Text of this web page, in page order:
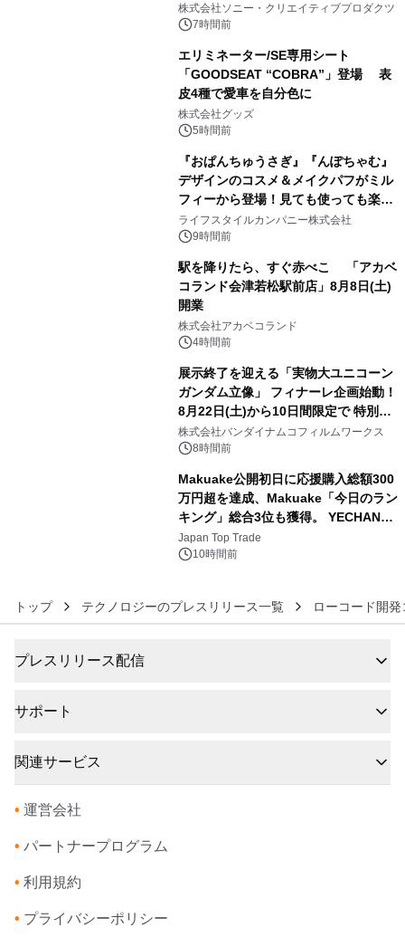
株式会社ソニー・クリエイティブプロダクツ
7時間前
エリミネーター/SE専用シート
「GOODSEAT “COBRA”」登場 表
皮4種で愛車を自分色に
株式会社グッズ
5時間前
『おぱんちゅうさぎ』『んぽちゃむ』
デザインのコスメ＆メイクパフがミル
フィーから登場！見ても使っても楽し
い、ポップでキュートなコレクショ
ン。
ライフスタイルカンパニー株式会社
9時間前
駅を降りたら、すぐ赤べこ 「アカベ
コランド会津若松駅前店」8月8日(土)
開業
株式会社アカベコランド
4時間前
展示終了を迎える「実物大ユニコーン
ガンダム立像」 フィナーレ企画始動！
8月22日(土)から10日間限定で 特別映
像『UNICORN GUNDAM Statue ―
BEYOND POSSIBILITY ―』を上映！
株式会社バンダイナムコフィルムワークス
8時間前
Makuake公開初日に応援購入総額300
万円超を達成、Makuake「今日のラン
キング」総合3位も獲得。 YECHAN音
浴シンギングボウル第2弾の大型サイ
ズ（XL・2XL・3XL）を先行販売中
Japan Top Trade
10時間前
トップ テクノロジーのプレスリリース一覧 ローコード開
プレスリリース配信
サポート
関連サービス
• 運営会社
• パートナープログラム
• 利用規約
• プライバシーポリシー